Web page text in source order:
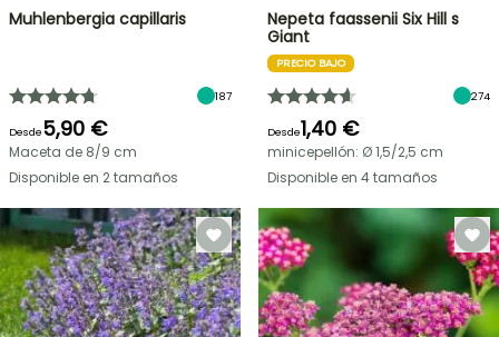
Muhlenbergia capillaris
187
Desde5,90 €
Maceta de 8/9 cm
Disponible en 2 tamaños
Nepeta faassenii Six Hill s
Giant
PRECIO BAJO
274
Desde1,40 €
minicepellón: Ø 1,5/2,5 cm
Disponible en 4 tamaños